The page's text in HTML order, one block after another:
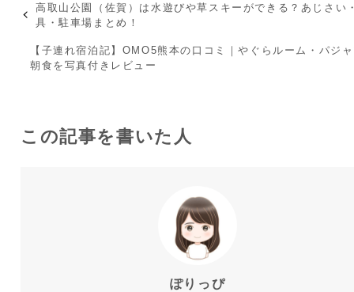
高取山公園（佐賀）は水遊びや草スキーができる？あじさい
具・駐車場まとめ！
【子連れ宿泊記】OMO5熊本の口コミ｜やぐらルーム・パジ
朝食を写真付きレビュー
この記事を書いた人
ぽりっぴ